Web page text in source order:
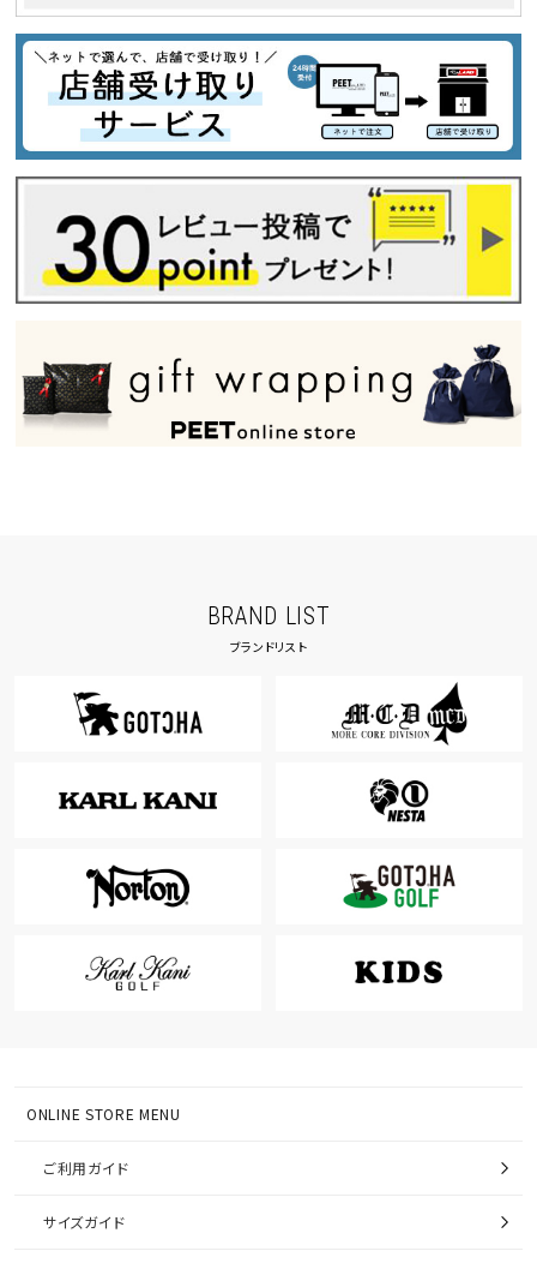
BRAND LIST
ブランドリスト
ONLINE STORE MENU
ご利用ガイド
サイズガイド